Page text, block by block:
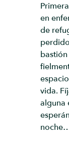
en
de
vida.
alguna